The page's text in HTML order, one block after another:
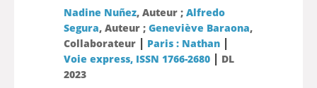
Nadine Nuñez, Auteur ; Alfredo
Segura, Auteur ; Geneviève Baraona,
Collaborateur | Paris : Nathan|
Voie express, ISSN 1766-2680| DL
2023